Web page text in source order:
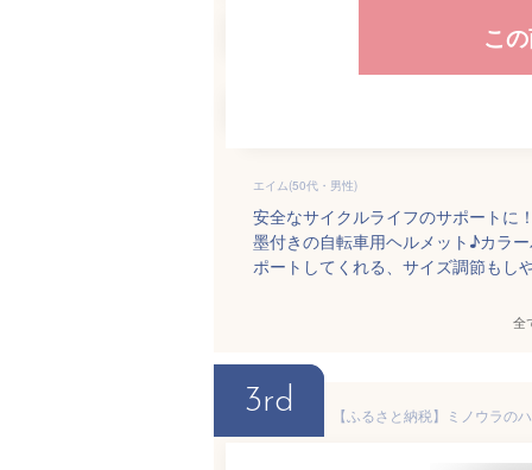
こ
エイム(50代・男性)
安全なサイクルライフのサポートに
墨付きの自転車用ヘルメット♪カラ
ポートしてくれる、サイズ調節もし
全
3rd